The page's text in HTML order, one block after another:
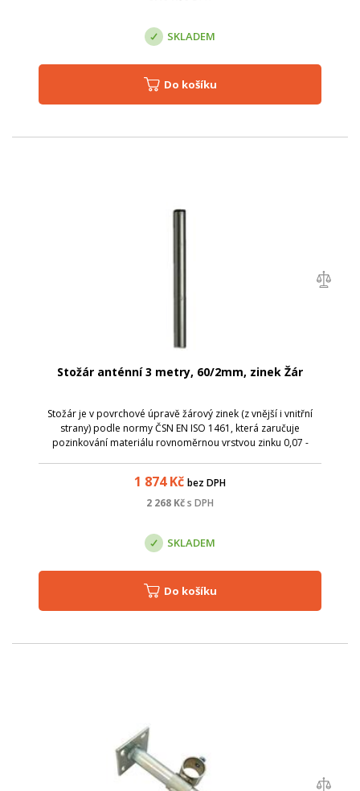
SKLADEM
Do košíku
Stožár anténní 3 metry, 60/2mm, zinek Žár
Stožár je v povrchové úpravě žárový zinek (z vnější i vnitřní
strany) podle normy ČSN EN ISO 1461, která zaručuje
pozinkování materiálu rovnoměrnou vrstvou zinku 0,07 -
1 874Kč bez DPH
2 268 Kčs DPH
SKLADEM
Do košíku